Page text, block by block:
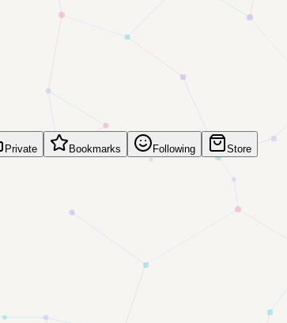
Private Bookmarks Following Store